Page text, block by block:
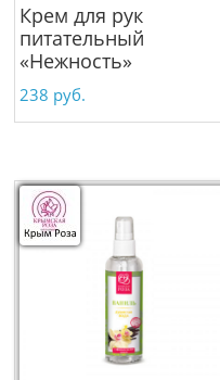
Крем для рук
питательный
«Нежность»
238 руб.